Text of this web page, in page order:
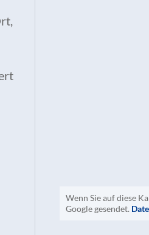
Wenn Sie auf diese
Google gesendet.